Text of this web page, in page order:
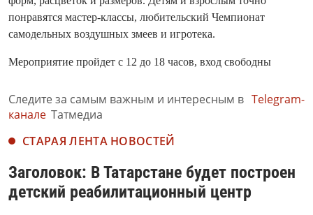
понравятся мастер-классы, любительский Чемпионат
самодельных воздушных змеев и игротека.
Мероприятие пройдет с 12 до 18 часов, вход свободны
Следите за самым важным и интересным в Telegram-
канале Татмедиа
СТАРАЯ ЛЕНТА НОВОСТЕЙ
Заголовок: В Татарстане будет построен
детский реабилитационный центр